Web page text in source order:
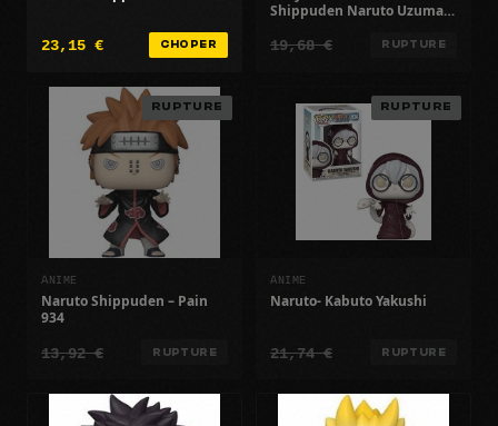
23,15 € CHOPER
Shippuden Naruto Uzumaki
19,68 € RUPTURE
RUPTURE
ANIME
Naruto Shippuden – Pain
934
13,92 € RUPTURE
RUPTURE
ANIME
Naruto- Kabuto Yakushi
21,74 € RUPTURE